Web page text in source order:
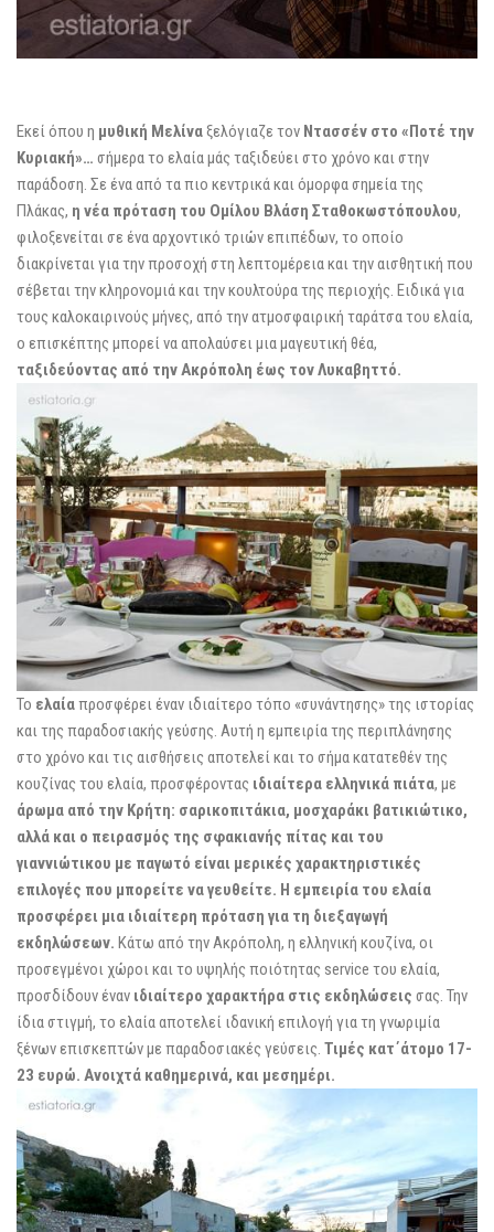
Εκεί όπου η μυθική Μελίναξελόγιαζε τον Ντασσέν στο «Ποτέ την
Κυριακή»… σήμερα το ελαία μάς ταξιδεύει στο χρόνο και στην
παράδοση. Σε ένα από τα πιο κεντρικά και όμορφα σημεία της
Πλάκας, η νέα πρόταση του Ομίλου Βλάση Σταθοκωστόπουλου,
φιλοξενείται σε ένα αρχοντικό τριών επιπέδων, το οποίο
διακρίνεται για την προσοχή στη λεπτομέρεια και την αισθητική που
σέβεται την κληρονομιά και την κουλτούρα της περιοχής. Ειδικά για
τους καλοκαιρινούς μήνες, από την ατμοσφαιρική ταράτσα του ελαία,
ο επισκέπτης μπορεί να απολαύσει μια μαγευτική θέα,
ταξιδεύοντας από την Ακρόπολη έως τον Λυκαβηττό.
Το ελαίαπροσφέρει έναν ιδιαίτερο τόπο «συνάντησης» της ιστορίας
και της παραδοσιακής γεύσης. Αυτή η εμπειρία της περιπλάνησης
στο χρόνο και τις αισθήσεις αποτελεί και το σήμα κατατεθέν της
κουζίνας του ελαία, προσφέροντας ιδιαίτερα ελληνικά πιάτα, με
άρωμα από την Κρήτη: σαρικοπιτάκια, μοσχαράκι βατικιώτικο,
αλλά και ο πειρασμός της σφακιανής πίτας και του
γιαννιώτικου με παγωτό είναι μερικές χαρακτηριστικές
επιλογές που μπορείτε να γευθείτε. Η εμπειρία του ελαία
προσφέρει μια ιδιαίτερη πρόταση για τη διεξαγωγή
εκδηλώσεων. Κάτω από την Ακρόπολη, η ελληνική κουζίνα, οι
προσεγμένοι χώροι και το υψηλής ποιότητας service του ελαία,
προσδίδουν έναν ιδιαίτερο χαρακτήρα στις εκδηλώσεις σας. Την
ίδια στιγμή, το ελαία αποτελεί ιδανική επιλογή για τη γνωριμία
ξένων επισκεπτών με παραδοσιακές γεύσεις. Τιμές κατ΄άτομο 17-
23 ευρώ. Ανοιχτά καθημερινά, και μεσημέρι.